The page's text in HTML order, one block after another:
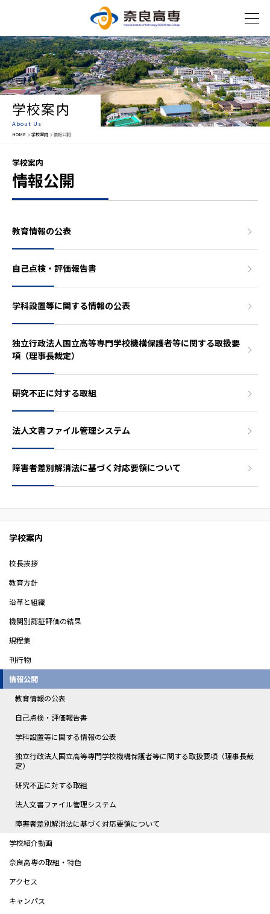
学校案内
About Us
HOME 学校案内 情報公開
学校案内
情報公開
教育情報の公表
自己点検・評価報告書
学科設置等に関する情報の公表
独立行政法人国立高等専門学校機構保護者等に関する取扱要
項（理事長裁定）
研究不正に対する取組
法人文書ファイル管理システム
障害者差別解消法に基づく対応要領について
学校案内
校長挨拶
教育方針
沿革と組織
機関別認証評価の結果
規程集
刊行物
情報公開
教育情報の公表
自己点検・評価報告書
学科設置等に関する情報の公表
独立行政法人国立高等専門学校機構保護者等に関する取扱要項（理事長裁
定）
研究不正に対する取組
法人文書ファイル管理システム
障害者差別解消法に基づく対応要領について
学校紹介動画
奈良高専の取組・特色
アクセス
キャンパス